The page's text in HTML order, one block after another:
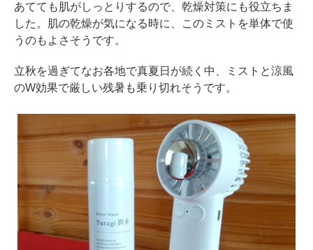
あてても肌がしっとりするので、乾燥対策にも役立ちま
した。肌の乾燥が気になる時に、このミストを単体で使
うのもよさそうです。
立秋を過ぎてなお各地で真夏日が続く中、ミストと涼風
のW効果で厳しい残暑も乗り切れそうです。